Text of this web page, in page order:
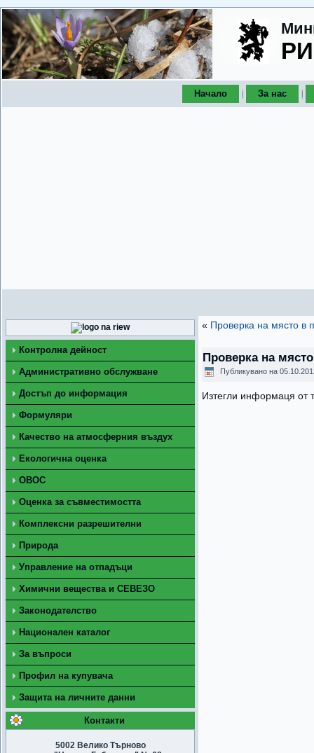
Начало За нас
Контролна дейност
Административно обслужване
Достъп до информация
Формуляри
Качество на атмосферния въздух
Екологична оценка
ОВОС
Оценка за съвместимостта
Комплексни разрешителни
Природа
Управление на отпадъци
Химични вещества и СЕВЕЗО
Законодателство
Национален каталог
За въпроси
Профил на купувача
Защита на личните данни
Контакти
5002 Велико Търново
« Проверка на място в
Проверка на
Публикувано на
Изтегли информаця от